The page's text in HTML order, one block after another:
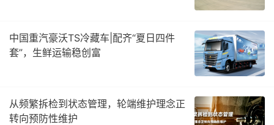
中国重汽豪沃TS冷藏车|配齐“夏日四件
套”，生鲜运输稳创富
从频繁拆检到状态管理，轮端维护理念正
转向预防性维护